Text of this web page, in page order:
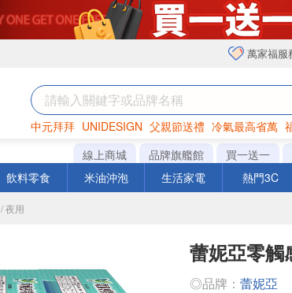
萬家福服
中元拜拜 UNIDESIGN 父親節送禮 冷氣最高省萬
海苔 巧克力 衛生紙
線上商城 品牌旗艦館 買一送一
飲料零食 米油沖泡 生活家電 熱門3C
/ 夜用
蕾妮亞零觸
◎品牌： 蕾妮亞